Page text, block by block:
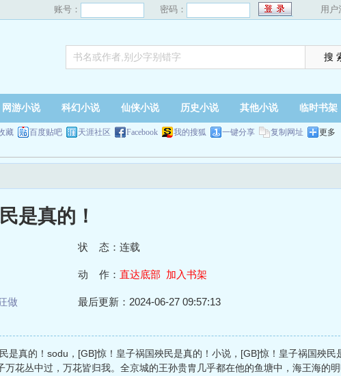
账号： 密码： 用户
网游小说 科幻小说 仙侠小说 历史小说 其他小说 临时书架
藏 百度贴吧 天涯社区 Facebook 我的搜狐 一键分享 复制网址 更多
是真的！
状 态：连载
动 作： 直达底部 加入书架
做 最后更新：2024-06-27 09:57:13
是真的！sodu，[GB]惊！皇子祸国殃民是真的！小说，[GB]惊！皇子祸国殃民
花丛中过，万花皆归我。全京城的王孙贵胄几乎都在他的鱼塘中，海王海的明